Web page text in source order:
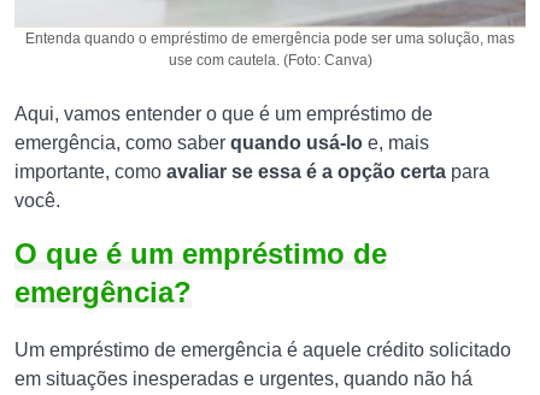
Entenda quando o empréstimo de emergência pode ser uma solução, mas
use com cautela. (Foto: Canva)
Aqui, vamos entender o que é um empréstimo de
emergência, como saber quando usá-lo e, mais
importante, como avaliar se essa é a opção certa para
você.
O que é um empréstimo de
emergência?
Um empréstimo de emergência é aquele crédito solicitado
em situações inesperadas e urgentes, quando não há